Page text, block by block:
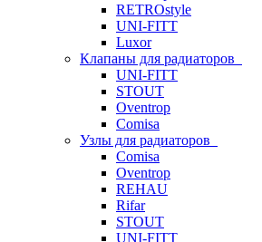
RETROstyle
UNI-FITT
Luxor
Клапаны для радиаторов
UNI-FITT
STOUT
Oventrop
Comisa
Узлы для радиаторов
Comisa
Oventrop
REHAU
Rifar
STOUT
UNI-FITT